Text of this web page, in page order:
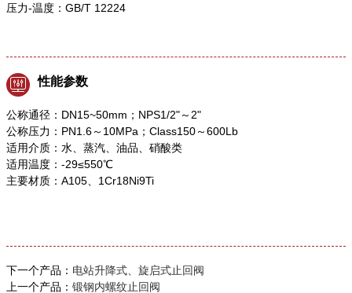
压力-温度：GB/T 12224
性能参数
公称通径：DN15~50mm；NPS1/2"～2"
公称压力：PN1.6～10MPa；Class150～600Lb
适用介质：水、蒸汽、油品、硝酸类
适用温度：-29≤550℃
主要材质：A105、1Cr18Ni9Ti
下一个产品： 电站升降式、旋启式止回阀
上一个产品： 锻钢内螺纹止回阀